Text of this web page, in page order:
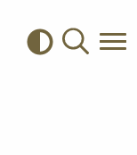
Kontrast